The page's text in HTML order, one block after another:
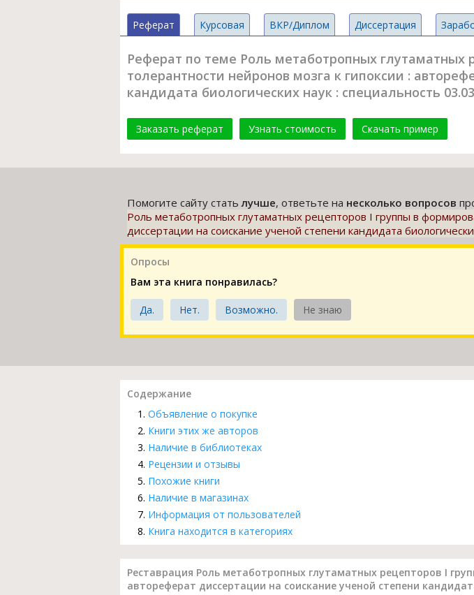
Реферат Курсовая ВКР/Диплом Диссертация
Реферат по теме Роль метаботропных глутаматных
толерантности нейронов мозга к гипоксии :
кандидата биологических наук : специальность
Заказать реферат Узнать стоимость Скачать пример
Помогите сайту статьлучше, ответьте на несколько вопросов
Роль метаботропных глутаматных рецепторов I группы в
диссертации на соискание ученой степени кандидата
Опросы
Вам эта книга понравилась?
Да. Нет. Возможно. Не знаю
Содержание
Объявление о покупке
Книги этих же авторов
Наличие в библиотеках
Рецензии и отзывы
Похожие книги
Наличие в магазинах
Информация от пользователей
Книга находится в категориях
Реставрация Роль метаботропных глутаматных рецепторов I
автореферат диссертации на соискание ученой степени